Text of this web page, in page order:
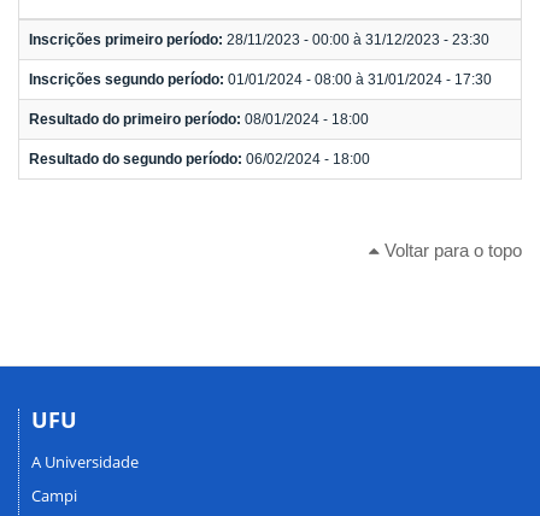
Inscrições primeiro período: 28/11/2023 - 00:00 à 31/12/2023 - 23:30
Inscrições segundo período: 01/01/2024 - 08:00 à 31/01/2024 - 17:30
Resultado do primeiro período: 08/01/2024 - 18:00
Resultado do segundo período: 06/02/2024 - 18:00
Voltar para o topo
UFU
A Universidade
Campi